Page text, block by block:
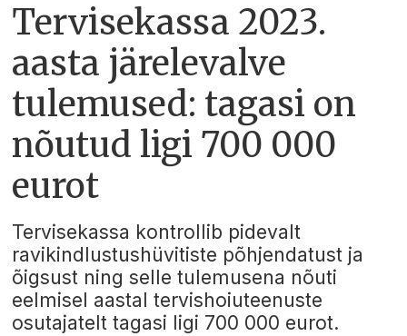
Tervisekassa 2023.
aasta järelevalve
tulemused: tagasi on
nõutud ligi 700 000
eurot
Tervisekassa kontrollib pidevalt
ravikindlustushüvitiste põhjendatust ja
õigsust ning selle tulemusena nõuti
eelmisel aastal tervishoiuteenuste
osutajatelt tagasi ligi 700 000 eurot.